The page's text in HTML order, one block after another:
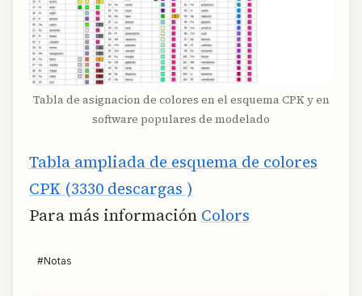
Tabla de asignacion de colores en el esquema CPK y en
software populares de modelado
Tabla ampliada de esquema de colores
CPK (3330 descargas )
Para más información Colors
#Notas